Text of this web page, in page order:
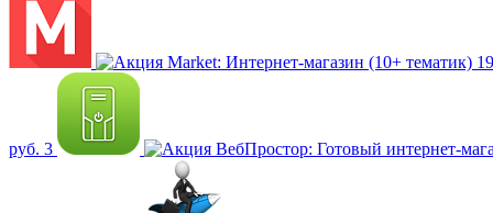
Market: Интернет-магазин (10+ тематик)
руб. 3 ВебПростор: Готовый интернет-